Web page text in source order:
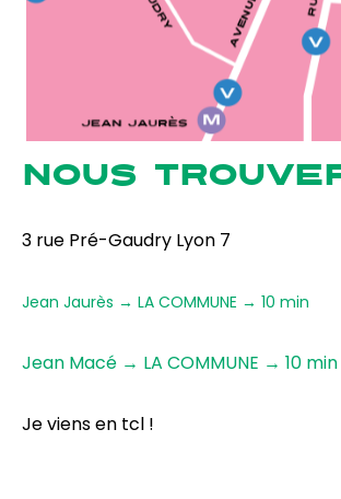
NOUS
3 rue Pré-Gaudry Lyon 7
Jean Jaurès → LA COMMUNE → 10 min
Jean Macé → LA COMMUNE → 10 min
Je viens en tcl !